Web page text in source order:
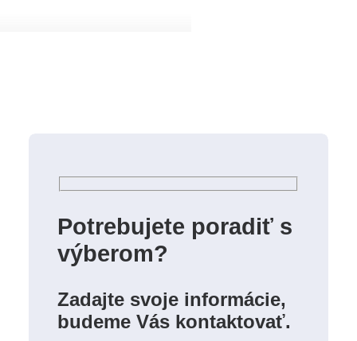
Potrebujete poradiť s
výberom?
Zadajte svoje informácie,
budeme Vás kontaktovať.